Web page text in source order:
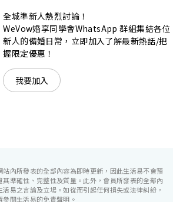
為您打造夢寐以求的特別日子，令
全城準新人熱烈討論！
WeVow婚享同學會WhatsApp 群組集結各位
新人的備婚日常，立即加入了解最新熱話/把
握限定優惠！
我要加入
內所發表的全部內容為即時更新，因此生活易不會預
準確性、完整性及質量。此外，會員所發表的全部內
易之言論及立場。如從而引起任何損失或法律糾紛，
閱生活易的免責聲明。